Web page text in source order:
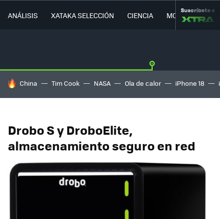
ANÁLISIS XATAKA SELECCIÓN CIENCIA MOVILIDAD
Suscríbete a
HOY SE HABLA DE
China Tim Cook NASA Ola de calor iPhone 18
Drobo S y DroboElite,
almacenamiento seguro en red